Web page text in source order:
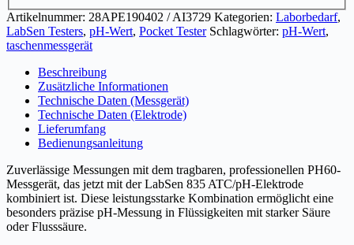
für
Flüssigkeiten
mit
starker
Säure
oder
Flusssäure
Menge
Artikelnummer: 28APE190402 / AI3729 Kategorien: Laborbedarf,
LabSen Testers, pH-Wert, Pocket Tester Schlagwörter: pH-Wert,
taschenmessgerät
Beschreibung
Zusätzliche Informationen
Technische Daten (Messgerät)
Technische Daten (Elektrode)
Lieferumfang
Bedienungsanleitung
Zuverlässige Messungen mit dem tragbaren, professionellen PH60-
Messgerät, das jetzt mit der LabSen 835 ATC/pH-Elektrode
kombiniert ist. Diese leistungsstarke Kombination ermöglicht eine
besonders präzise pH-Messung in Flüssigkeiten mit starker Säure
oder Flusssäure.